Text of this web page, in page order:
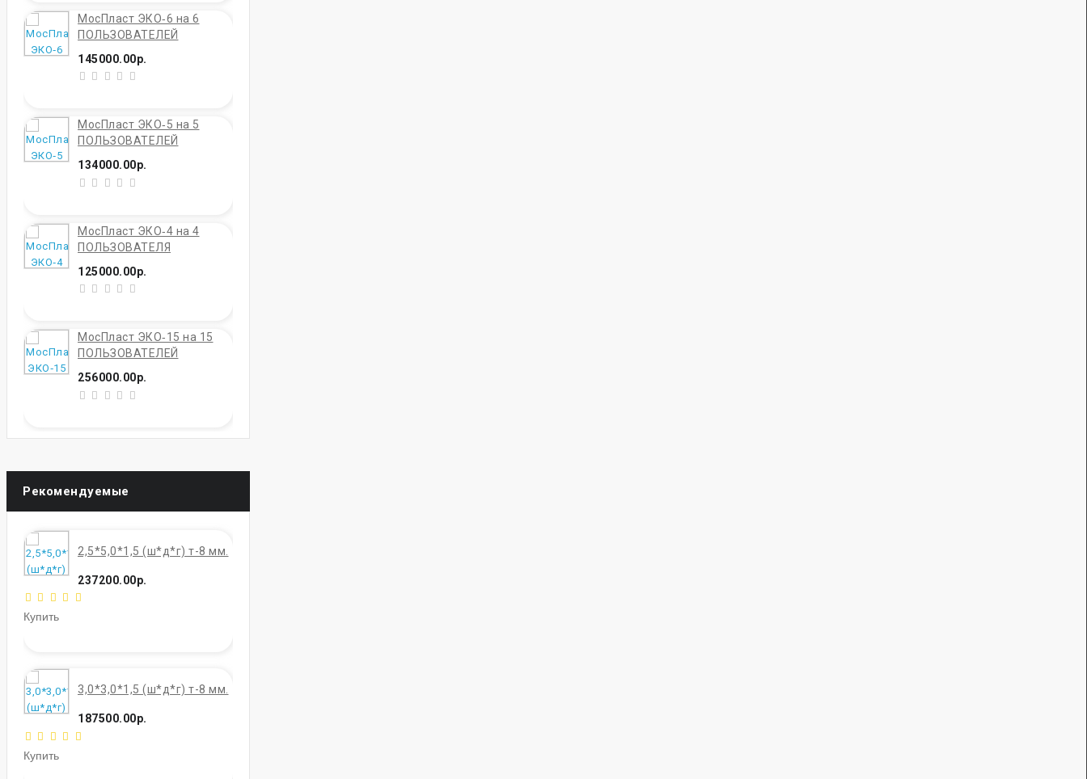
МосПласт ЭКО‑6 на 6
ПОЛЬЗОВАТЕЛЕЙ
145000.00р.
МосПласт ЭКО‑5 на 5
ПОЛЬЗОВАТЕЛЕЙ
134000.00р.
МосПласт ЭКО‑4 на 4
ПОЛЬЗОВАТЕЛЯ
125000.00р.
МосПласт ЭКО‑15 на 15
ПОЛЬЗОВАТЕЛЕЙ
256000.00р.
Рекомендуемые
2,5*5,0*1,5 (ш*д*г) т-8 мм.
237200.00р.
Купить
3,0*3,0*1,5 (ш*д*г) т-8 мм.
187500.00р.
Купить